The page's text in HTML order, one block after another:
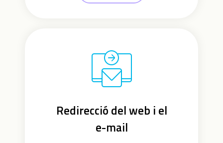
Redirecció del web i el
e-mail